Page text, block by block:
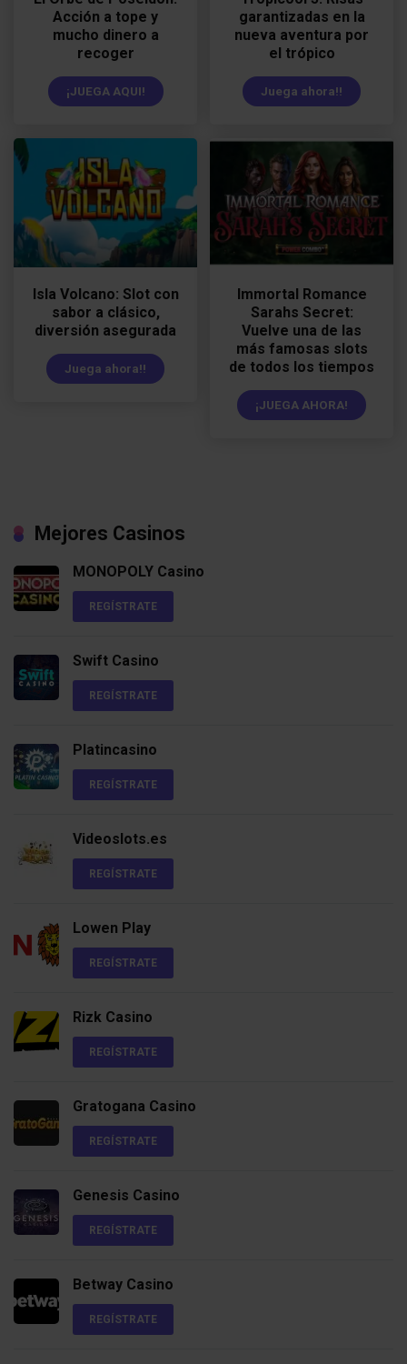
Acción a tope y
mucho dinero a
recoger
¡JUEGA AQUI!
garantizadas en la
nueva aventura por
el trópico
Juega ahora!!
Isla Volcano: Slot con
sabor a clásico,
diversión asegurada
Juega ahora!!
Immortal Romance
Sarahs Secret:
Vuelve una de las
más famosas slots
de todos los tiempos
¡JUEGA AHORA!
Mejores Casinos
MONOPOLY Casino
REGÍSTRATE
Swift Casino
REGÍSTRATE
Platincasino
REGÍSTRATE
Videoslots.es
REGÍSTRATE
Lowen Play
REGÍSTRATE
Rizk Casino
REGÍSTRATE
Gratogana Casino
REGÍSTRATE
Genesis Casino
REGÍSTRATE
Betway Casino
REGÍSTRATE